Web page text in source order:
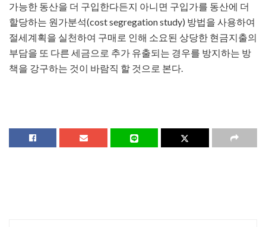
가능한 동산을 더 구입한다든지 아니면 구입가를 동산에 더
할당하는 원가분석(cost segregation study) 방법을 사용하여
절세계획을 실천하여 구매로 인해 소요된 상당한 현금지출의
부담을 또 다른 세금으로 추가 유출되는 경우를 방지하는 방
책을 강구하는 것이 바람직 할 것으로 본다.